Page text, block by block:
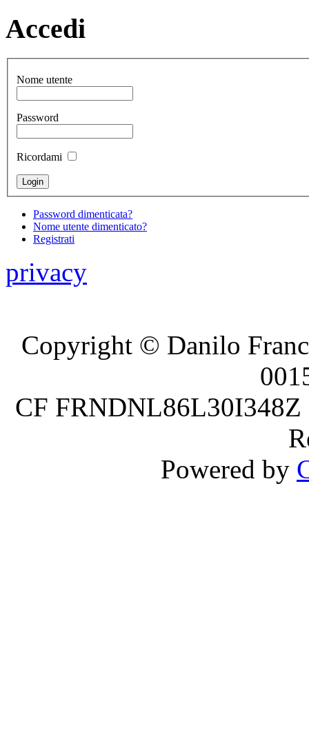
Accedi
Nome utente
Password
Ricordami
Password dimenticata?
Nome utente dimenticato?
Registrati
privacy
Copyright © Danilo
CF
Powered by